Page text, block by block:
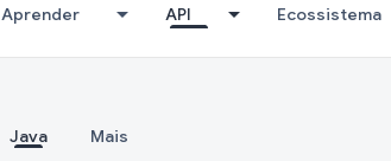
Aprender API Ecossistema
Java Mais